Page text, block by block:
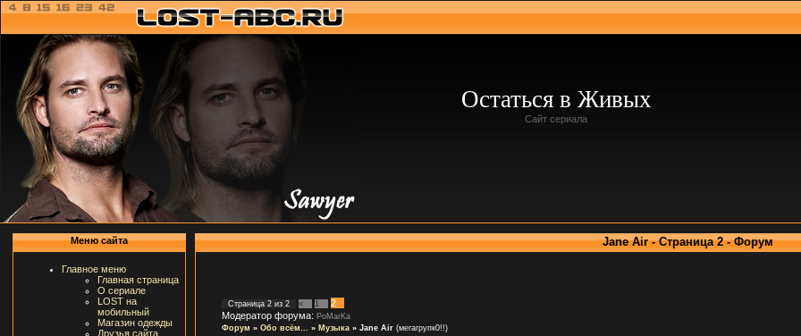
Остаться в Живых
Сайт сериала
Меню сайта
Главное меню
Главная страница
О сериале
LOST на
мобильный
Магазин одежды
Друзья сайта
Jane Air - Страница 2 - Форум
Страница 2из 2 « 1
2
Модератор форума: PoMarKa
Форум » Обо всём... » Музыка » Jane Air (мегагрупк0!!)